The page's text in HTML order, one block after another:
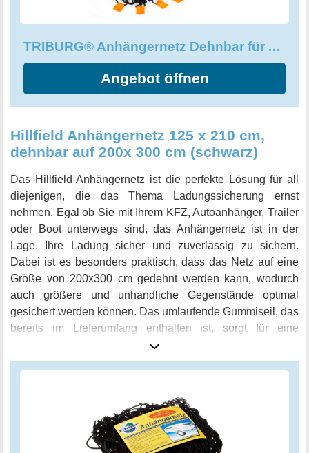
TRIBURG® Anhängernetz Dehnbar für Anhänger der Größen
Angebot öffnen
Hillfield Anhängernetz 125 x 210 cm,
dehnbar auf 200x 300 cm (schwarz)
Das Hillfield Anhängernetz ist die perfekte Lösung für all
diejenigen, die das Thema Ladungssicherung ernst
nehmen. Egal ob Sie mit Ihrem KFZ, Autoanhänger, Trailer
oder Boot unterwegs sind, das Anhängernetz ist in der
Lage, Ihre Ladung sicher und zuverlässig zu sichern.
Dabei ist es besonders praktisch, dass das Netz auf eine
Größe von 200x300 cm gedehnt werden kann, wodurch
auch größere und unhandliche Gegenstände optimal
gesichert werden können. Das umlaufende Gummiseil, das
bereits im Lieferumfang enthalten ist, sorgt für eine
besonders einfache und schnelle Befestigung des Netzes
am Anhänger. Somit sparen Sie nicht nur Zeit, sondern
Anhängernetz ist in kräftigem Schwarz gehalten und passt
somit perfekt zu jedem Anhänger. Die Maße des Netzes
betragen ca. 125x210 cm im ungedehnten Zustand.